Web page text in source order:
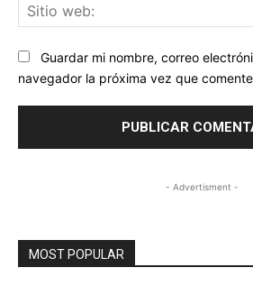
Guardar mi nombre, correo
navegador la próxima vez que comente.
- Advertisment -
MOST POPULAR